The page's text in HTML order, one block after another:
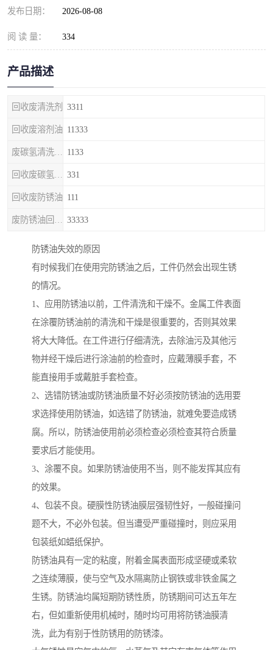
发布日期： 2026-08-08
阅 读 量： 334
产品描述
回收废清洗剂 3311
回收废溶剂油 11333
1133
331
回收废防锈油 111
33333
防锈油失效的原因
有时候我们在使用完防锈油之后，工件仍然会出现生锈
的情况。
1、应用防锈油以前，工件清洗和干燥不。金属工件表面
在涂覆防锈油前的清洗和干燥是很重要的，否则其效果
将大大降低。在工件进行仔细清洗，去除油污及其他污
物并经干燥后进行涂油前的检查时，应戴薄膜手套，不
能直接用手或戴脏手套检查。
2、选错防锈油或防锈油质量不好必须按防锈油的选用要
求选择使用防锈油，如选错了防锈油，就难免要造成锈
腐。所以，防锈油使用前必须检查必须检查其符合质量
要求后才能使用。
3、涂覆不良。如果防锈油使用不当，则不能发挥其应有
的效果。
4、包装不良。硬膜性防锈油膜层强韧性好，一般碰撞问
题不大，不必外包装。但当遭受严重碰撞时，则应采用
包装纸如蜡纸保护。
防锈油具有一定的粘度，附着金属表面形成坚硬或柔软
之连续薄膜，使与空气及水隔离防止钢铁或非铁金属之
生锈。防锈油均属短期防锈性质，防锈期间可达五年左
右，但如重新使用机械时，随时均可用将防锈油膜清
洗，此为有别于性防锈用的防锈漆。